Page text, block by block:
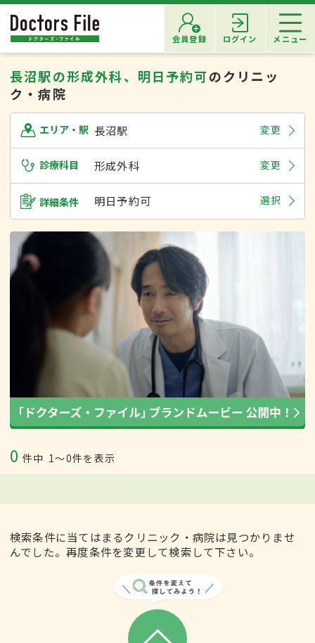
会員登録 ログイン メニュー
長沼駅の形成外科、明日予約可のクリニッ
ク・病院
エリア・駅 長沼駅 変更
診療科目 形成外科 変更
詳細条件 明日予約可 選択
0 件中 1〜0件を表示
検索条件に当てはまるクリニック・病院は見つかりませ
んでした。再度条件を変更して検索して下さい。